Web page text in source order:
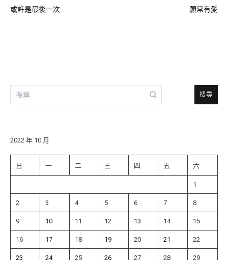
章
或許是最後一次 願常有愛
搜
尋
字:
2022 年 10 月
日 一 二 三 四 五 六
1
2 3 4 5 6 7 8
9 10 11 12 13 14 15
16 17 18 19 20 21 22
23 24 25 26 27 28 29